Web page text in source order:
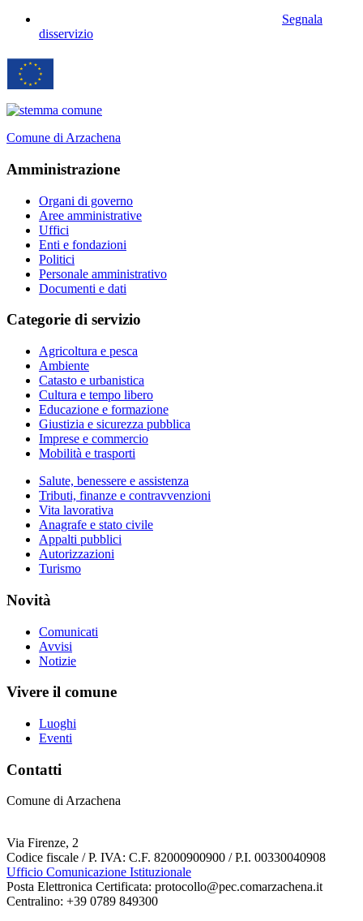
Segnala
disservizio
Comune di Arzachena
Amministrazione
Organi di governo
Aree amministrative
Uffici
Enti e fondazioni
Politici
Personale amministrativo
Documenti e dati
Categorie di servizio
Agricoltura e pesca
Ambiente
Catasto e urbanistica
Cultura e tempo libero
Educazione e formazione
Giustizia e sicurezza pubblica
Imprese e commercio
Mobilità e trasporti
Salute, benessere e assistenza
Tributi, finanze e contravvenzioni
Vita lavorativa
Anagrafe e stato civile
Appalti pubblici
Autorizzazioni
Turismo
Novità
Comunicati
Avvisi
Notizie
Vivere il comune
Luoghi
Eventi
Contatti
Comune di Arzachena
Via Firenze, 2
Codice fiscale / P. IVA: C.F. 82000900900 / P.I. 00330040908
Ufficio Comunicazione Istituzionale
Posta Elettronica Certificata: protocollo@pec.comarzachena.it
Centralino: +39 0789 849300